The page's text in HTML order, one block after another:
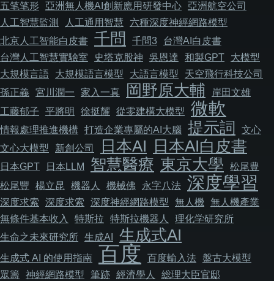
五笔笔形
亞洲無人機AI創新應用研發中心 亞洲航空公司
人工智慧監測
人工通用智慧
六種深度神經網路模型
北京人工智能白皮書 千問 千問3
台灣AI白皮書
台灣人工智慧實驗室
史塔克股神 吳恩達 和製GPT
大模型
大規模言語
大規模語言模型 大語言模型
天空飛行科技公司
孫正義
宮川潤一 家入一真 岡野原大輔
岸田文雄
工藤郁子
平將明 徐挺耀 從零建構大模型 微軟
情報處理推進機構 打造企業專屬的AI大腦 提示詞
文心
文心大模型
新創公司 日本AI 日本AI白皮書
日本GPT 日本LLM 智慧醫療 東京大學
松尾豊
松尾豐
楊立昆 機器人 機械佛 永字八法 深度學習
深度求索 深度求索 深度神經網路模型 無人機
無人機產業
無條件基本收入
特斯拉 特斯拉機器人
理化学研究所
生命之未來研究所 生成AI 生成式AI
生成式 AI 的使用指南 百度 百度輸入法 盤古大模型
眾籌
神經網路模型 筆跡 經濟學人
総理大臣官邸